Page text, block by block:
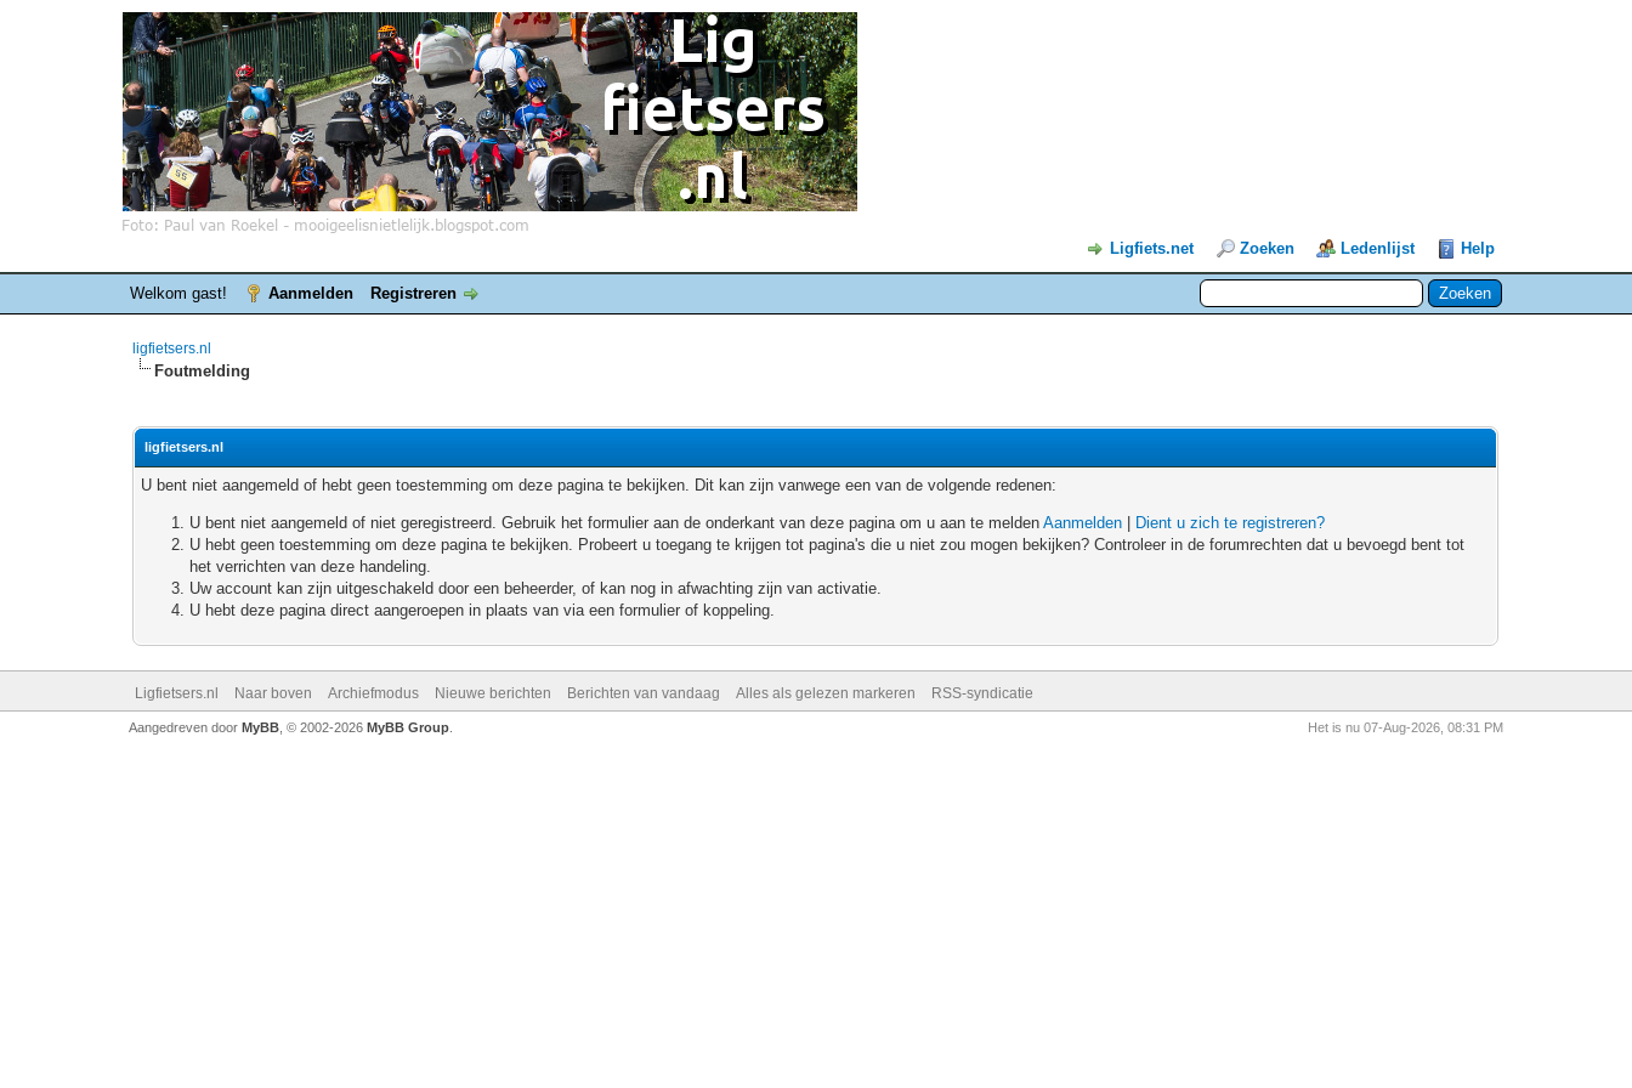
Ligfiets.net Zoeken Ledenlijst Help
Welkom gast! Aanmelden Registreren
ligfietsers.nl
Foutmelding
ligfietsers.nl
U bent niet aangemeld of hebt geen toestemming om deze pagina te bekijken. Dit kan zijn vanwege een van de volgende redenen:
U bent niet aangemeld of niet geregistreerd. Gebruik het formulier aan de onderkant van deze pagina om u aan te meldenAanmelden
Dient u zich te registreren?
U hebt geen toestemming om deze pagina te bekijken. Probeert u toegang te krijgen tot pagina's die u niet zou mogen bekijken? Controleer in de forumrechten dat u bevoegd bent tot
het verrichten van deze handeling.
Uw account kan zijn uitgeschakeld door een beheerder, of kan nog in afwachting zijn van activatie.
U hebt deze pagina direct aangeroepen in plaats van via een formulier of koppeling.
Ligfietsers.nl Naar boven Archiefmodus Nieuwe berichten Berichten van vandaag Alles als gelezen markeren RSS-syndicatie
Het is nu 07-Aug-2026, 08:31 PM
Aangedreven door MyBB, © 2002-2026 MyBB Group.